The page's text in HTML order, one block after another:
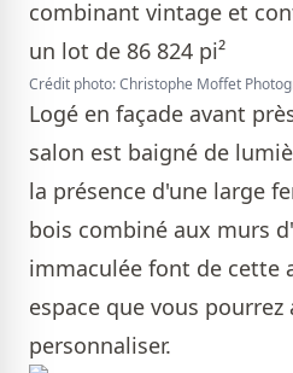
Crédit photo: Christophe Moffet
Logé en façade avant
salon est baigné de
la présence d'une large
bois combiné aux murs
immaculée font de cette
espace que vous pourrez
personnaliser.